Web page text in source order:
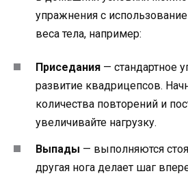
упражнения с
веса тела, например:
Приседания — стандартное
развитие квадрицепсов.
количества повторений и
увеличивайте нагрузку.
Выпады — выполняются
другая нога делает шаг